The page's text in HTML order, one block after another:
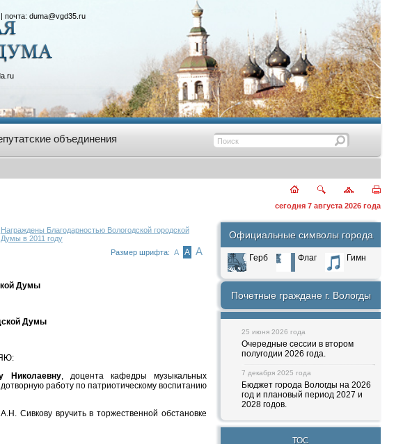
почта: duma@vgd35.ru
объединения
сегодня 7 августа 2026 года
Награждены Благодарностью Вологодской городской
Думы в 2011 году
Размер шрифта: А А А
Думы
Думы
Николаевну, доцента кафедры музыкальных
работу по патриотическому воспитанию
Сивкову вручить в торжественной обстановке
Официальные символы города
Герб Флаг Гимн
Почетные граждане г. Вологды
25 июня 2026 года
Очередные сессии в втором
полугодии 2026 года.
7 декабря 2025 года
Бюджет города Вологды на 2026
год и плановый период 2027 и
2028 годов.
ТОС